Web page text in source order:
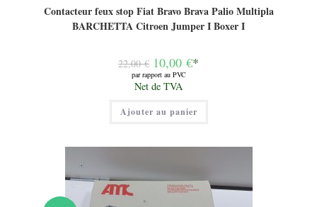
Contacteur feux stop Fiat Bravo Brava Palio Multipla
BARCHETTA Citroen Jumper I Boxer I
22,00€ Le
prix
initial
était :
22,00 €.
10,00 €*
par rapport au PVC
Le
prix
actuel
est :
10,00 €.
Net de TVA
Ajouter au panier